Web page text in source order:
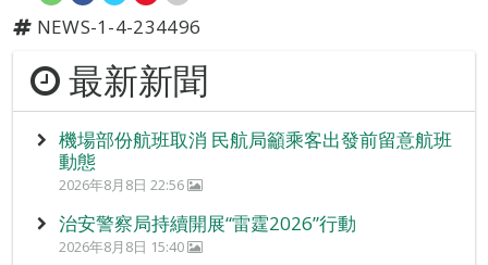
NEWS-1-4-234496
最新新聞
機場部份航班取消 民航局籲乘客出發前留意航班
動態
2026年8月8日 22:56
治安警察局持續開展“雷霆2026”行動
2026年8月8日 15:40